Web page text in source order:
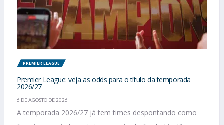
PREMIER LEAGUE
Premier League: veja as odds para o título da temporada
2026/27
6 DE AGOSTO DE 2026
A temporada 2026/27 já tem times despontando como